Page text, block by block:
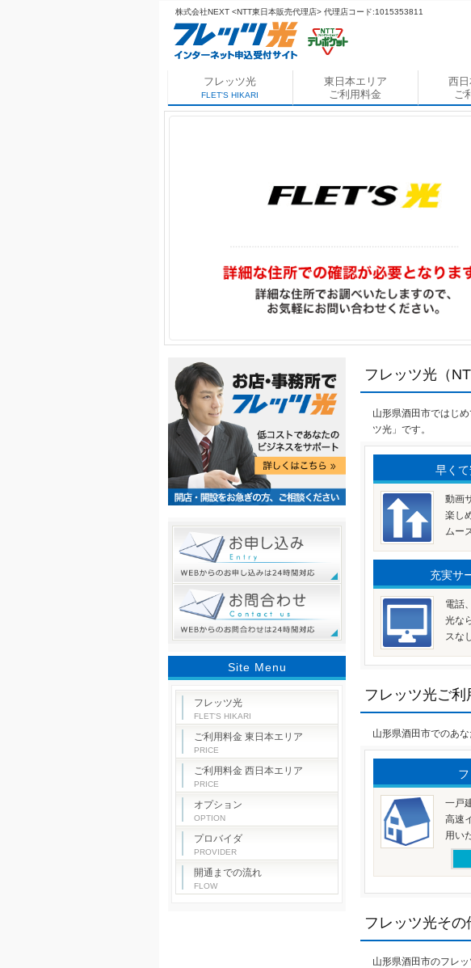
株式会社NEXT <NTT東日本販売代理店> 代理店コード:1015353811
フレッツ光
FLET'S HIKARI
東日本エリア
ご利用料金
西
ご
フレッツ光（
山形県酒田市ではじ
ツ光」です。
早くて
動画
楽し
ムー
充実サ
電話
光な
スな
フレッツ光ご
山形県酒田市でのあ
一戸
高速
用い
フレッツ光そ
山形県酒田市のフレ
Site Menu
フレッツ光
FLET'S HIKARI
ご利用料金 東日本エリア
PRICE
ご利用料金 西日本エリア
PRICE
オプション
OPTION
プロバイダ
PROVIDER
開通までの流れ
FLOW